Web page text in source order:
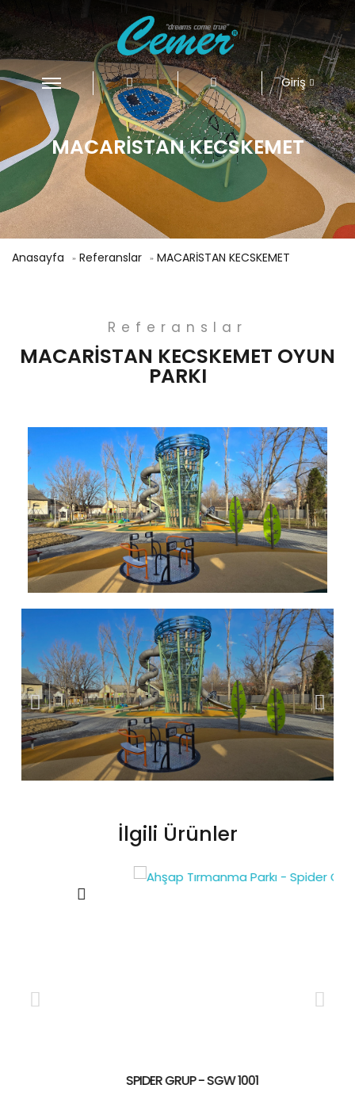
Giriş
MACARİSTAN KECSKEMET
Anasayfa Referanslar MACARİSTAN KECSKEMET
Referanslar
MACARİSTAN KECSKEMET OYUN
PARKI
İlgili Ürünler
SPIDER GRUP - SGW 1001